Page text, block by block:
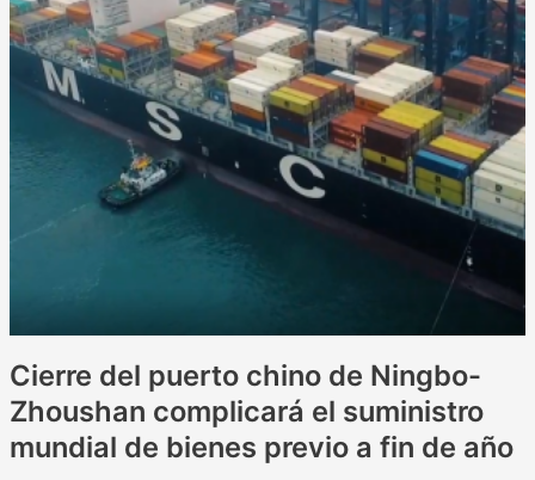
Cierre del puerto chino de Ningbo-
Zhoushan complicará el suministro
mundial de bienes previo a fin de año